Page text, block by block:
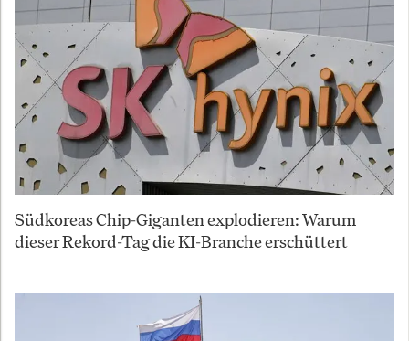
Südkoreas Chip-Giganten explodieren: Warum
dieser Rekord-Tag die KI-Branche erschüttert